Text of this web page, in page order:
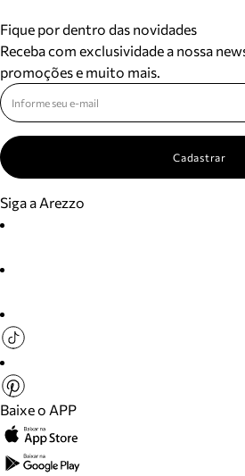
Fique por dentro das novidades
Receba com exclusividade a nossa
promoções e muito mais.
Cadastrar
Siga a Arezzo
Baixe o APP